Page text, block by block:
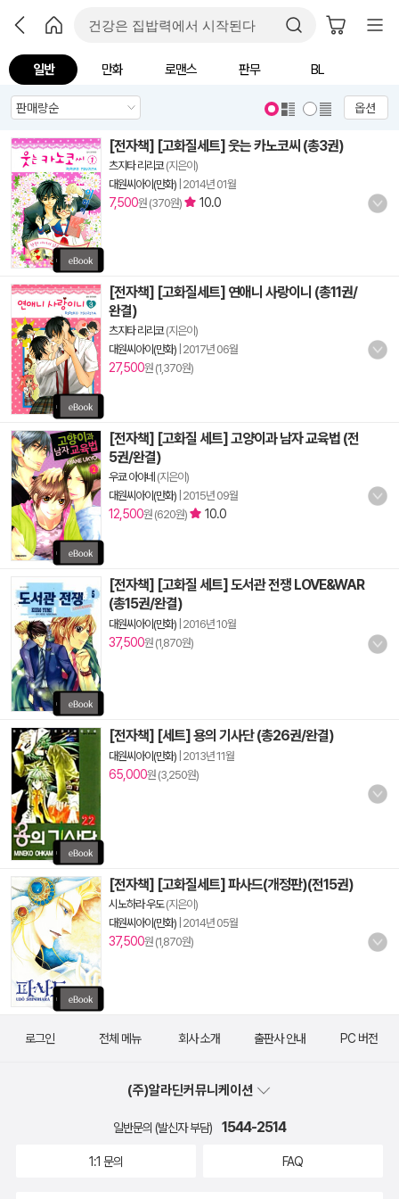
일반 만화 로맨스 판무 BL
옵션
[전자책] [고화질세트] 웃는 카노코씨 (총3권)
츠지타 리리코(지은이)
대원씨아이(만화) 2014년 01월
7,500원 (370원) 10.0
[전자책] [고화질세트] 연애니 사랑이니 (총11권/
완결)
츠지타 리리코(지은이)
대원씨아이(만화) 2017년 06월
27,500원 (1,370원)
[전자책] [고화질 세트] 고양이과 남자 교육법 (전
5권/완결)
우쿄 아야네 (지은이)
대원씨아이(만화) 2015년 09월
12,500원 (620원) 10.0
[전자책] [고화질 세트] 도서관 전쟁 LOVE&WAR
(총15권/완결)
대원씨아이(만화) 2016년 10월
37,500원 (1,870원)
[전자책] [세트] 용의 기사단 (총26권/완결)
대원씨아이(만화) 2013년 11월
65,000원 (3,250원)
[전자책] [고화질세트] 파사드(개정판)(전15권)
시노하라 우도(지은이)
대원씨아이(만화) 2014년 05월
37,500원 (1,870원)
로그인 전체 메뉴 회사 소개 출판사 안내 PC 버전
(주)알라딘커뮤니케이션
일반문의 (발신자 부담) 1544-2514
1:1 문의 FAQ